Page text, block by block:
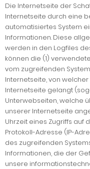
Die Internetseite der
Internetseite durch eine
automatisiertes System
Informationen. Diese
werden in den Logfiles
können die (1)
vom zugreifenden
Internetseite, von
Internetseite gelangt
Unterwebseiten, welche
unserer Internetseite
Uhrzeit eines Zugriffs auf
Protokoll-Adresse (IP-
des zugreifenden
Informationen, die der
unsere